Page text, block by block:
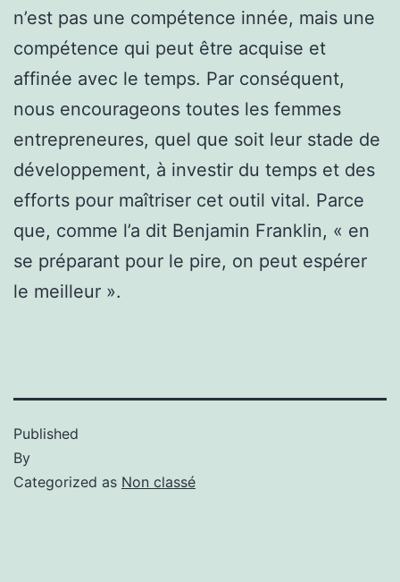
n’est pas une compétence innée, mais une
compétence qui peut être acquise et
affinée avec le temps. Par conséquent,
nous encourageons toutes les femmes
entrepreneures, quel que soit leur stade de
développement, à investir du temps et des
efforts pour maîtriser cet outil vital. Parce
que, comme l’a dit Benjamin Franklin, « en
se préparant pour le pire, on peut espérer
le meilleur ».
Published
By
Categorized as Non classé